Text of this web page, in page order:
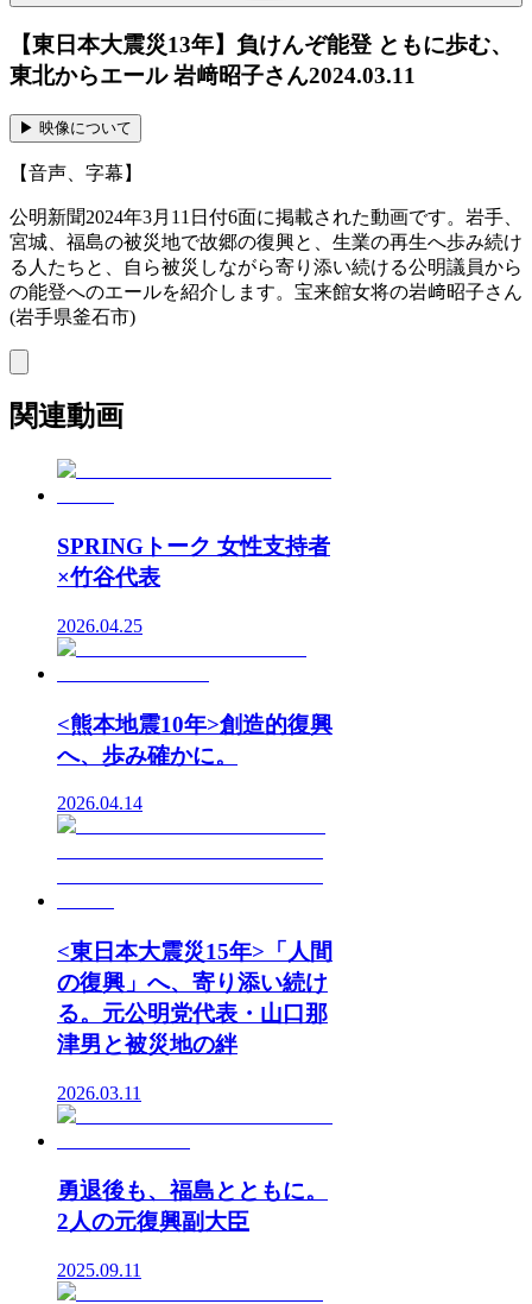
【東日本大震災13年】負けんぞ能登 ともに歩む、
東北からエール 岩﨑昭子さん2024.03.11
▶︎ 映像について
【音声、字幕】
公明新聞2024年3月11日付6面に掲載された動画です。岩手、
宮城、福島の被災地で故郷の復興と、生業の再生へ歩み続け
る人たちと、自ら被災しながら寄り添い続ける公明議員から
の能登へのエールを紹介します。宝来館女将の岩﨑昭子さん
(岩手県釜石市)
関連動画
SPRINGトーク 女性支持者
×竹谷代表
2026.04.25
<熊本地震10年>創造的復興
へ、歩み確かに。
2026.04.14
<東日本大震災15年>「人間
の復興」へ、寄り添い続け
る。元公明党代表・山口那
津男と被災地の絆
2026.03.11
勇退後も、福島とともに。
2人の元復興副大臣
2025.09.11